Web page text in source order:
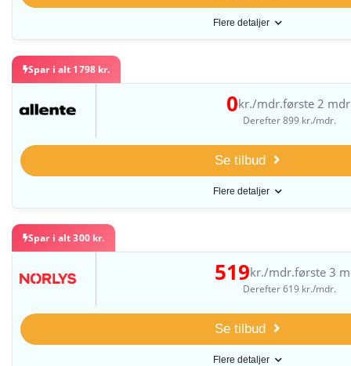
Flere detaljer
Spar i alt 1798 kr.
0kr./mdr.første 2
Derefter 899 kr./mdr.
Se tilbud
Flere detaljer
Spar i alt 300 kr.
519kr./mdr.første 3
Derefter 619 kr./mdr.
Se tilbud
Flere detaljer